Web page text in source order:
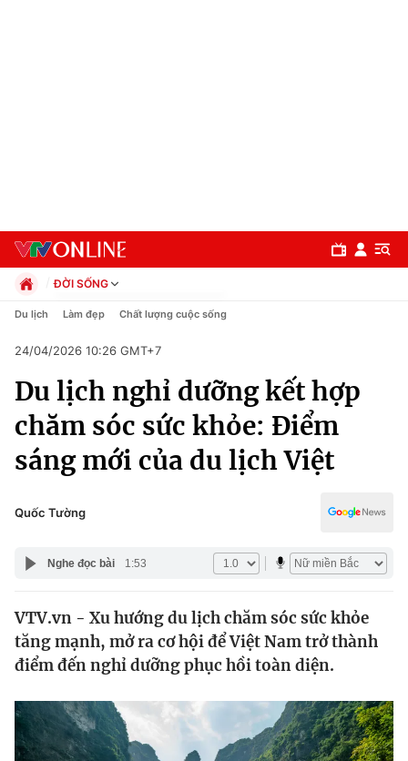
Chuyên mục
Chính trị
Xã hội
Pháp luật
Y tế
Thế giới
Tin tức
Thế giới đó đây
Câu chuyện quốc tế
Kinh tế
Tài chính
Thị trường
Dữ liệu và đời sống
ĐỜI SỐNG
Chính trị
Pháp luật
Kinh tế
Thể thao
Truyền hình
Văn hóa - Giải trí
Y tế
Công nghệ
Du lịch Làm đẹp Chất lượng cuộc sống
24/04/2026 10:26 GMT+7
Du lịch nghỉ dưỡng kết hợp
chăm sóc sức khỏe: Điểm
sáng mới của du lịch Việt
Quốc Tường
Nghe đọc bài 1:53
VTV.vn - Xu hướng du lịch chăm sóc sức khỏe
tăng mạnh, mở ra cơ hội để Việt Nam trở thành
điểm đến nghỉ dưỡng phục hồi toàn diện.